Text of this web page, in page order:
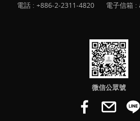
電話 : +886-2-2311-4820 電子信箱 :
微信公眾號